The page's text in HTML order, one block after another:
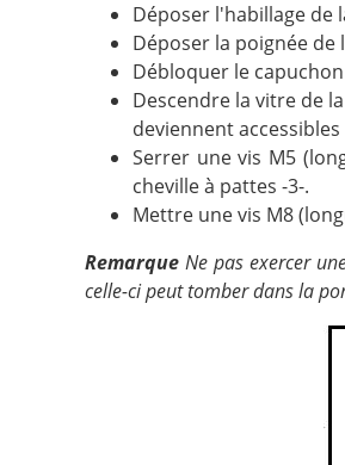
Déposer l'habillage de
Déposer la poignée de
Débloquer le capuchon
Descendre la vitre de
deviennent
Serrer une vis M5
cheville à pattes -3-.
Mettre une vis M8
Remarque Ne pas exercer
celle-ci peut tomber dans la